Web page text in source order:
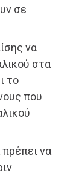
σε
να
στα
το
που
να